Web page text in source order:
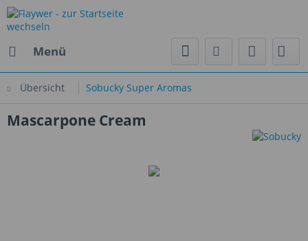
Menü
Übersicht Sobucky Super Aromas
Mascarpone Cream